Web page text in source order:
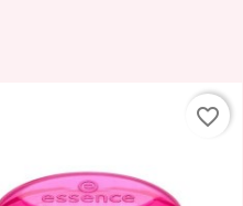
favorite_border